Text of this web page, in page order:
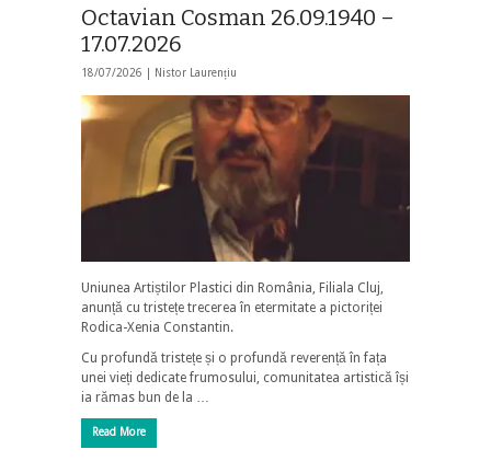
Octavian Cosman 26.09.1940 –
17.07.2026
18/07/2026 | Nistor Laurențiu
Uniunea Artiștilor Plastici din România, Filiala Cluj,
anunță cu tristețe trecerea în etermitate a pictoriței
Rodica-Xenia Constantin.
Cu profundă tristețe și o profundă reverență în fața
unei vieți dedicate frumosului, comunitatea artistică își
ia rămas bun de la …
Read More